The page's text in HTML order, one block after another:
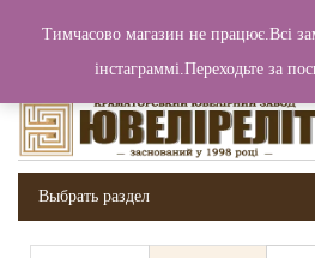
Вход / Регистрация
Выбрать раздел
Тимчасово магазин не працює.Всі
інстаграммі.Переходьте за